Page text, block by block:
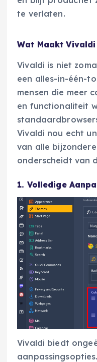
te verlaten.
Wat Maakt
Vivaldi is niet
een alles-in-één-
mensen die meer
en functionaliteit
Vivaldi nou echt
van alle
onderscheidt van
1. Volledige
Vivaldi biedt